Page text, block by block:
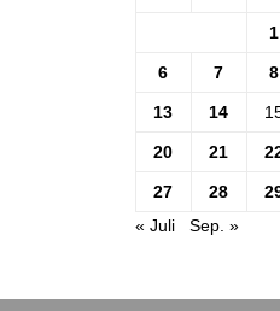
1
6 7 8
13 14
20 21
27 28
« Juli
Sep. »